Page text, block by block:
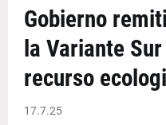
Gobierno
la Variante
recurso
17.7.25